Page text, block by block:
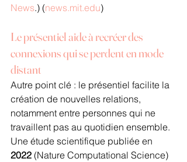
News.) (news.mit.edu)
Le présentiel aide à recréer des
connexions qui se perdent en mode
distant
Autre point clé : le présentiel facilite la
création de nouvelles relations,
notamment entre personnes qui ne
travaillent pas au quotidien ensemble.
Une étude scientifique publiée en
2022 (Nature Computational Science)